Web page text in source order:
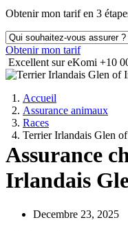
Obtenir mon tarif en 3
Obtenir mon tarif
Excellent sur eKomi +10
Accueil
Assurance animaux
Races
Terrier Irlandais Glen
Assurance
Irlandais
Decembre 23, 2025